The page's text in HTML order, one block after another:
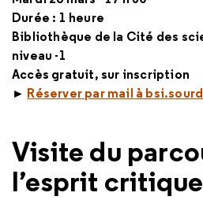
Durée : 1 heure
Bibliothèque de la Cité des
niveau -1
Accès gratuit, sur inscription
► Réserver par mail à
Visite du
l’esprit